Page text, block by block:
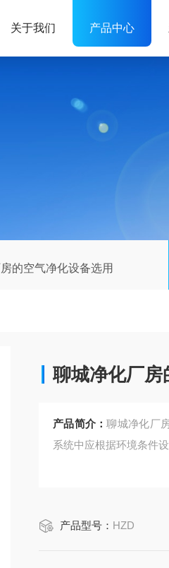
关于我们 产品中心
的空气净化设备选用
聊城净化厂房
产品简介：聊城净化厂
系统中应根据环境条件
产品型号： HZD